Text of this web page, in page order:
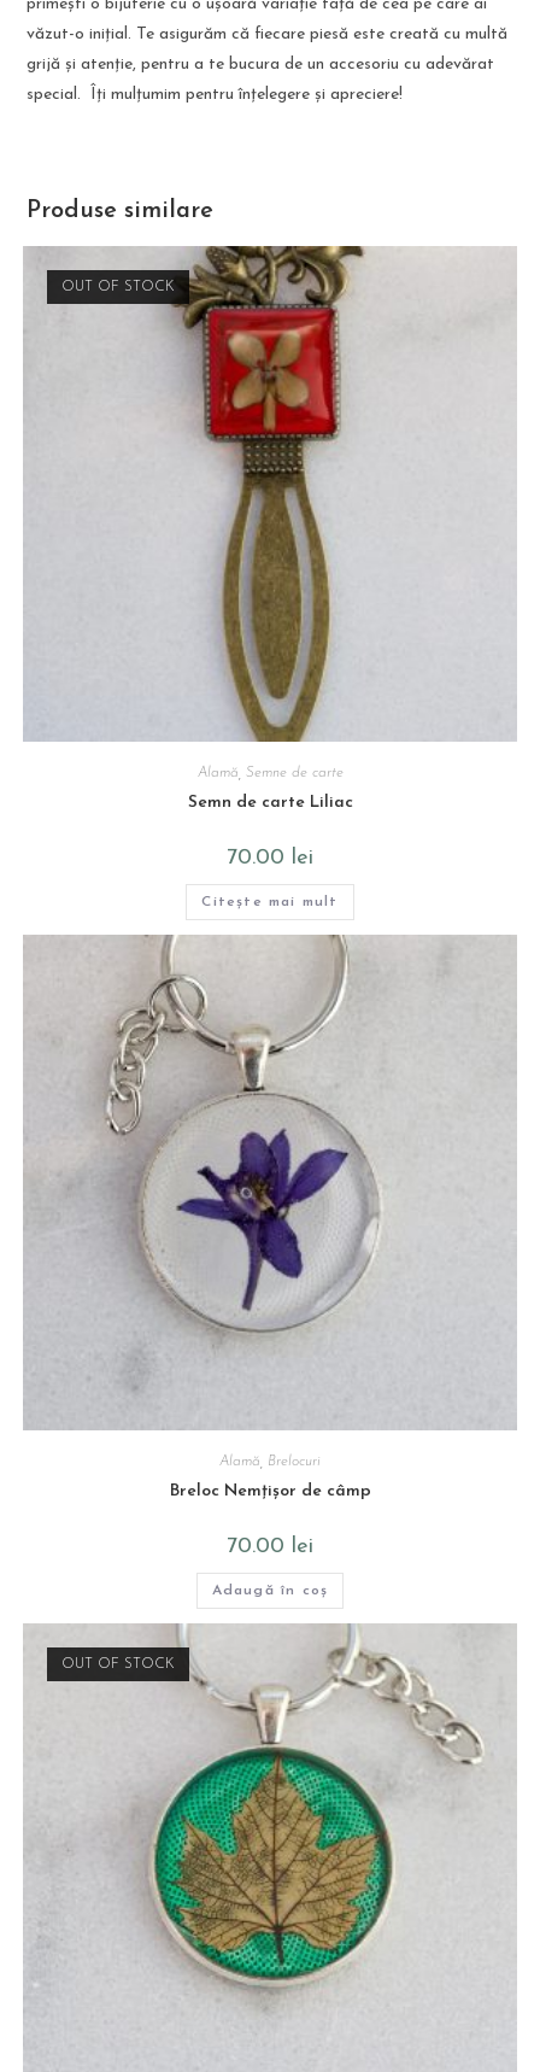
primești o bijuterie cu o ușoară variație față de cea pe care ai
văzut-o inițial. Te asigurăm că fiecare piesă este creată cu multă
grijă și atenție, pentru a te bucura de un accesoriu cu adevărat
special. Îți mulțumim pentru înțelegere și apreciere!
Produse similare
OUT OF STOCK
Alamă Semne de carte
Semn de carte Liliac
70.00 lei
Citește mai mult
Alamă Brelocuri
Breloc Nemțișor de câmp
70.00 lei
Adaugă în coș
OUT OF STOCK